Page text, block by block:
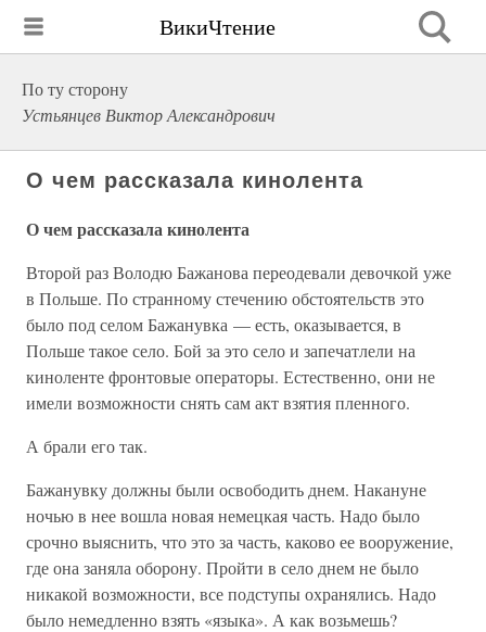
ВикиЧтение
По ту сторону
Устьянцев Виктор Александрович
О чем рассказала кинолента
О чем рассказала кинолента
Второй раз Володю Бажанова переодевали девочкой уже
в Польше. По странному стечению обстоятельств это
было под селом Бажанувка — есть, оказывается, в
Польше такое село. Бой за это село и запечатлели на
киноленте фронтовые операторы. Естественно, они не
имели возможности снять сам акт взятия пленного.
А брали его так.
Бажанувку должны были освободить днем. Накануне
ночью в нее вошла новая немецкая часть. Надо было
срочно выяснить, что это за часть, каково ее вооружение,
где она заняла оборону. Пройти в село днем не было
никакой возможности, все подступы охранялись. Надо
было немедленно взять «языка». А как возьмешь?